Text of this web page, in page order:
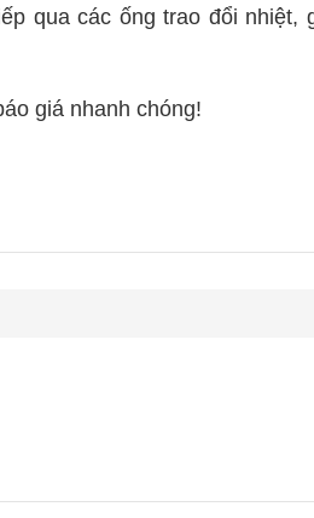
qua các ống trao đổi nhiệt,
giá nhanh chóng!